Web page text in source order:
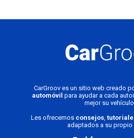
CarGroov es un sitio web creado
automóvil para ayudar a cada
mejor su
Les ofrecemos consejos,
adaptados a su propio